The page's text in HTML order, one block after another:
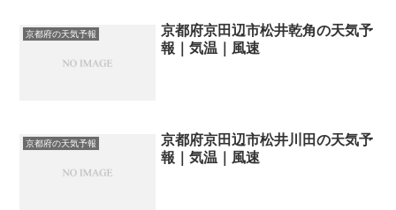
京都府の天気予報
京都府京田辺市松井乾角の天気予
報｜気温｜風速
京都府の天気予報
京都府京田辺市松井川田の天気予
報｜気温｜風速